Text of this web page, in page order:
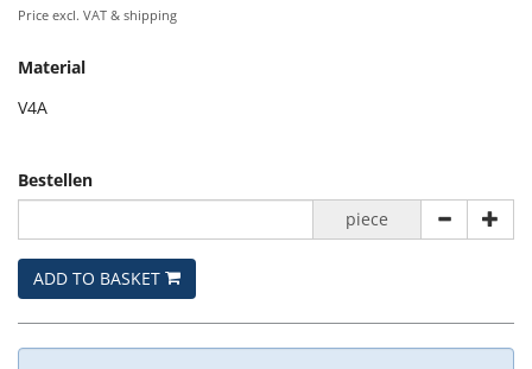
Price excl. VAT & shipping
Material
V4A
Bestellen
piece
ADD TO BASKET